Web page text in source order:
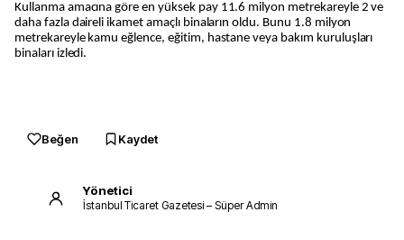
Kullanma amacına göre en yüksek pay 11.6 milyon metrekareyle 2 ve
daha fazla daireli ikamet amaçlı binaların oldu. Bunu 1.8 milyon
metrekareyle kamu eğlence, eğitim, hastane veya bakım kuruluşları
binaları izledi.
Beğen Kaydet
Yönetici
İstanbul Ticaret Gazetesi – Süper Admin